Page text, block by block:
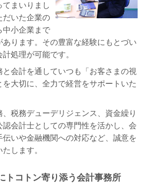
てまいりまし
だいた企業の
中小企業まで
ります。 その豊富な経験にもとづい
処理が可能です。
会計を通していつも「お客さまの視
を大切に、全力で経営をサポートいた
税務デューデリジェンス、資金繰り
会計士としての専門性を活かし、会
いや金融機関への対応など、誠意を
します。
トコトン寄り添う会計事務所